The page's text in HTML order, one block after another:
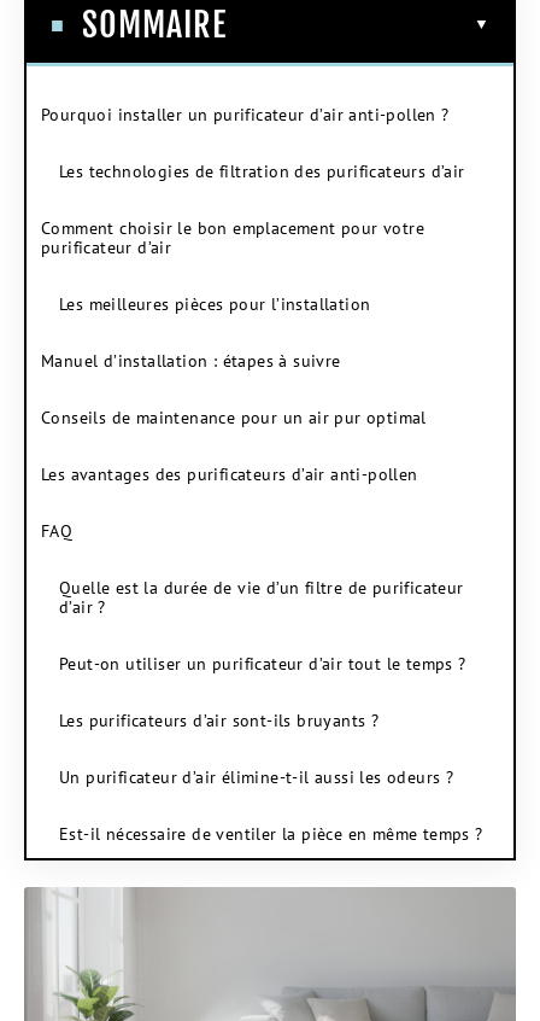
SOMMAIRE
Pourquoi installer un purificateur d’air anti-pollen ?
Les technologies de filtration des purificateurs d’air
Comment choisir le bon emplacement pour votre
purificateur d’air
Les meilleures pièces pour l’installation
Manuel d’installation : étapes à suivre
Conseils de maintenance pour un air pur optimal
Les avantages des purificateurs d’air anti-pollen
FAQ
Quelle est la durée de vie d’un filtre de purificateur
d’air ?
Peut-on utiliser un purificateur d’air tout le temps ?
Les purificateurs d’air sont-ils bruyants ?
Un purificateur d’air élimine-t-il aussi les odeurs ?
Est-il nécessaire de ventiler la pièce en même temps ?